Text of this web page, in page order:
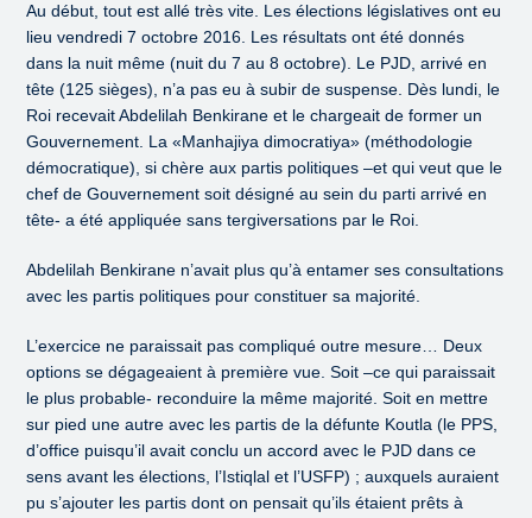
Au début, tout est allé très vite. Les élections législatives ont eu
lieu vendredi 7 octobre 2016. Les résultats ont été donnés
dans la nuit même (nuit du 7 au 8 octobre). Le PJD, arrivé en
tête (125 sièges), n’a pas eu à subir de suspense. Dès lundi, le
Roi recevait Abdelilah Benkirane et le chargeait de former un
Gouvernement. La «Manhajiya dimocratiya» (méthodologie
démocratique), si chère aux partis politiques –et qui veut que le
chef de Gouvernement soit désigné au sein du parti arrivé en
tête- a été appliquée sans tergiversations par le Roi.
Abdelilah Benkirane n’avait plus qu’à entamer ses consultations
avec les partis politiques pour constituer sa majorité.
L’exercice ne paraissait pas compliqué outre mesure… Deux
options se dégageaient à première vue. Soit –ce qui paraissait
le plus probable- reconduire la même majorité. Soit en mettre
sur pied une autre avec les partis de la défunte Koutla (le PPS,
d’office puisqu’il avait conclu un accord avec le PJD dans ce
sens avant les élections, l’Istiqlal et l’USFP) ; auxquels auraient
pu s’ajouter les partis dont on pensait qu’ils étaient prêts à